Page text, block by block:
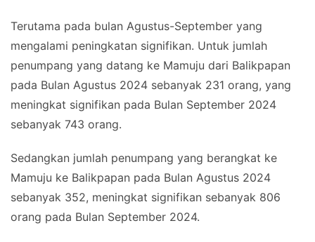
Terutama pada bulan Agustus-September yang
mengalami peningkatan signifikan. Untuk jumlah
penumpang yang datang ke Mamuju dari Balikpapan
pada Bulan Agustus 2024 sebanyak 231 orang, yang
meningkat signifikan pada Bulan September 2024
sebanyak 743 orang.
Sedangkan jumlah penumpang yang berangkat ke
Mamuju ke Balikpapan pada Bulan Agustus 2024
sebanyak 352, meningkat signifikan sebanyak 806
orang pada Bulan September 2024.